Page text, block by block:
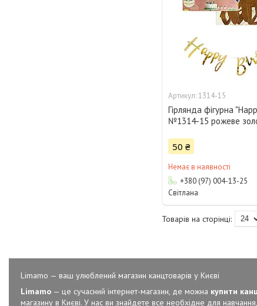
1314-15
Гірлянда фігурна
№1314-15 рожеве
50 ₴
Немає в наявності
+380 (97) 004-13-25
Світлана
Limamo — ваш улюблений магазин канцтоварів у Києві
Limamo — це сучасний інтернет-магазин, де можна купити
магазину в Києві. У нас ви знайдете все необхідне для